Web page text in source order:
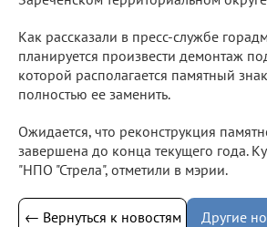
Как рассказали в пресс-службе
планируется произвести демонтаж
которой располагается памятный
полностью ее заменить.
Ожидается, что реконструкция
завершена до конца текущего года.
"НПО "Стрела", отметили в мэрии.
← Вернуться к новостям Другие